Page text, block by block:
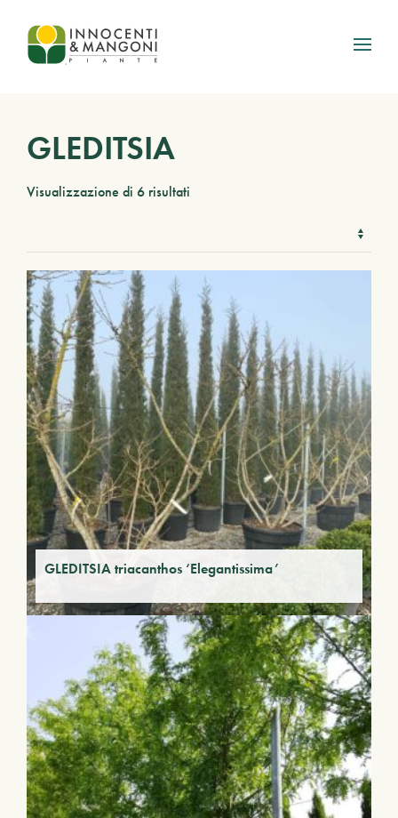
Skip to main content
GLEDITSIA
Visualizzazione di 6 risultati
GLEDITSIA triacanthos ‘Elegantissima’